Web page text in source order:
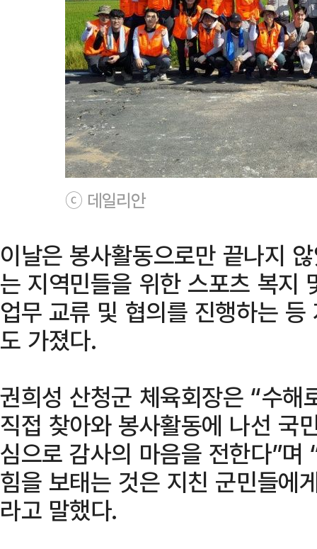
ⓒ 데일리안
이날은 봉사활동으로만 끝나지
는 지역민들을 위한 스포츠 복지
업무 교류 및 협의를 진행하는
도 가졌다.
권희성 산청군 체육회장은 “수해
직접 찾아와 봉사활동에 나선 국
심으로 감사의 마음을 전한다”며
힘을 보태는 것은 지친 군민들에
라고 말했다.